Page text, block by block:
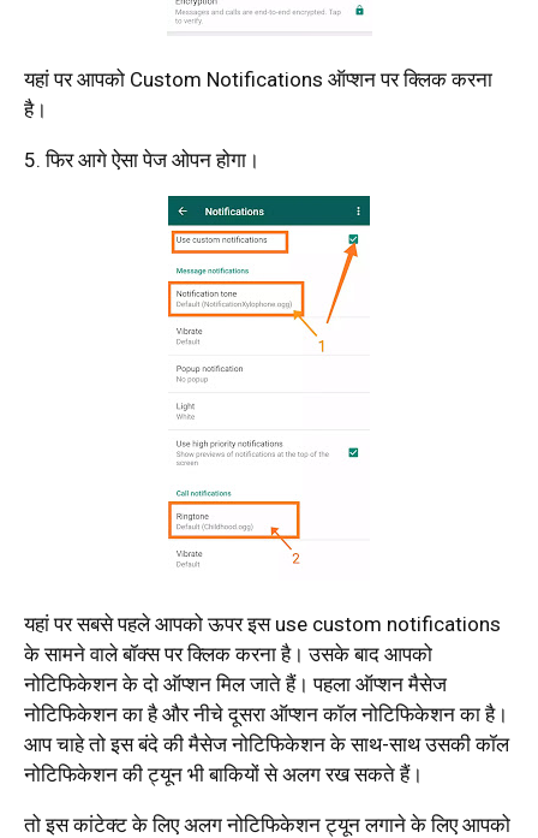
यहां पर आपको Custom Notifications ऑप्शन पर क्लिक करना
है।
5. फिर आगे ऐसा पेज ओपन होगा।
यहां पर सबसे पहले आपको ऊपर इस use custom notifications
के सामने वाले बॉक्स पर क्लिक करना है। उसके बाद आपको
नोटिफिकेशन के दो ऑप्शन मिल जाते हैं। पहला ऑप्शन मैसेज
नोटिफिकेशन का है और नीचे दूसरा ऑप्शन कॉल नोटिफिकेशन का है।
आप चाहे तो इस बंदे की मैसेज नोटिफिकेशन के साथ-साथ उसकी कॉल
नोटिफिकेशन की ट्यून भी बाकियों से अलग रख सकते हैं।
तो इस कांटेक्ट के लिए अलग नोटिफिकेशन ट्यून लगाने के लिए आपको